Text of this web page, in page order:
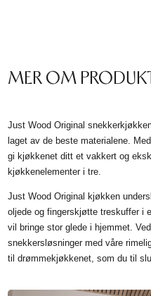
MER OM
Just Wood Original
laget av de beste materialene.
gi kjøkkenet ditt et vakkert og
kjøkkenelementer i tre.
Just Wood Original kjøkken
oljede og fingerskjøtte treskuffer i
vil bringe stor glede i hjemmet.
snekkersløsninger med våre
til drømmekjøkkenet, som du til